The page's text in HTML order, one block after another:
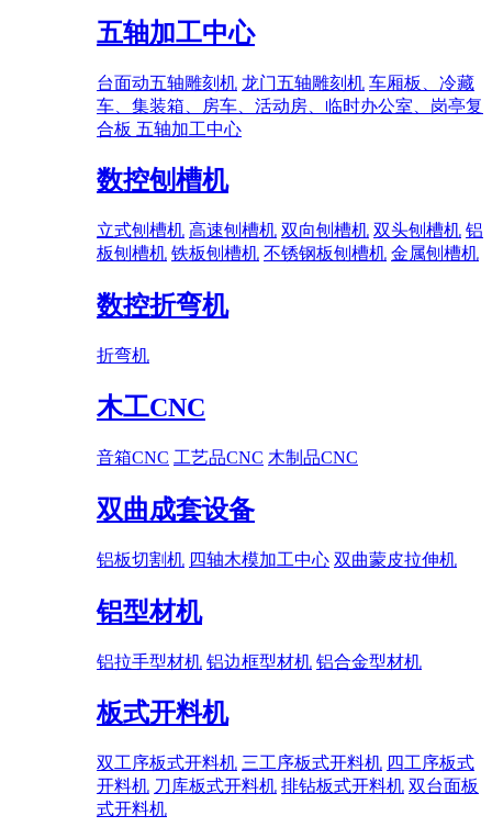
五轴加工中心
台面动五轴雕刻机 龙门五轴雕刻机 车厢板、冷藏
车、集装箱、房车、活动房、临时办公室、岗亭复
合板 五轴加工中心
数控刨槽机
立式刨槽机 高速刨槽机 双向刨槽机 双头刨槽机 铝
板刨槽机 铁板刨槽机 不锈钢板刨槽机 金属刨槽机
数控折弯机
折弯机
木工CNC
音箱CNC 工艺品CNC 木制品CNC
双曲成套设备
铝板切割机 四轴木模加工中心 双曲蒙皮拉伸机
铝型材机
铝拉手型材机 铝边框型材机 铝合金型材机
板式开料机
双工序板式开料机 三工序板式开料机 四工序板式
开料机 刀库板式开料机 排钻板式开料机 双台面板
式开料机